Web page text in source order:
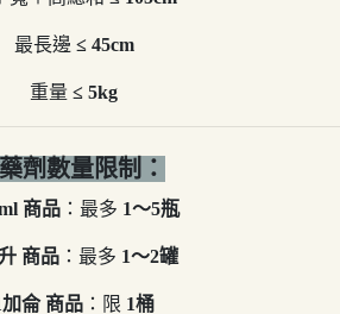
最長邊 ≤ 45cm
重量 ≤ 5kg
劑數量限制：
商品：最多 1～5瓶
商品 ：最多 1～2罐
加侖 商品 ：限 1桶